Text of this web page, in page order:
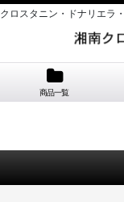
クロスタニン・ドナリエラ
商品一覧